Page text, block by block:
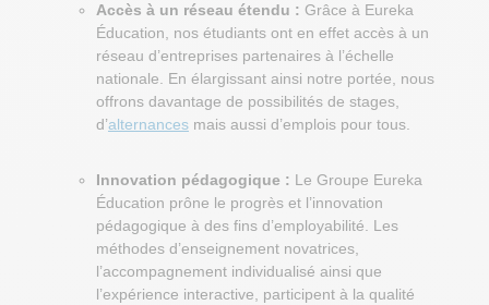
Accès à un réseau étendu : Grâce à Eureka
Éducation, nos étudiants ont en effet accès à un
réseau d’entreprises partenaires à l’échelle
nationale. En élargissant ainsi notre portée, nous
offrons davantage de possibilités de stages,
d’alternances mais aussi d’emplois pour tous.
Innovation pédagogique : Le Groupe Eureka
Éducation prône le progrès et l’innovation
pédagogique à des fins d’employabilité. Les
méthodes d’enseignement novatrices,
l’accompagnement individualisé ainsi que
l’expérience interactive, participent à la qualité